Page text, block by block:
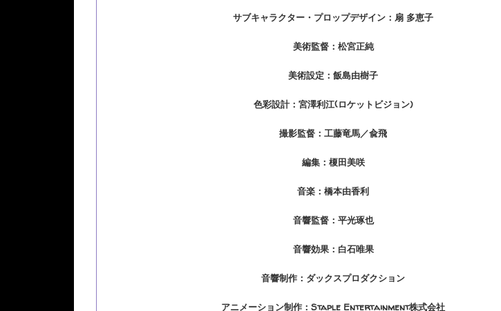
サブキャラクター・プロップデザイン：扇 多恵子
美術監督：松宮正純
美術設定：飯島由樹子
色彩設計：宮澤利江(ロケットビジョン)
撮影監督：工藤竜馬／兪飛
編集：榎田美咲
音楽：橋本由香利
音響監督：平光琢也
音響効果：白石唯果
音響制作：ダックスプロダクション
アニメーション制作：Staple Entertainment株式会社